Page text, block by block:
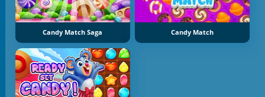
Candy Match Saga Candy Match